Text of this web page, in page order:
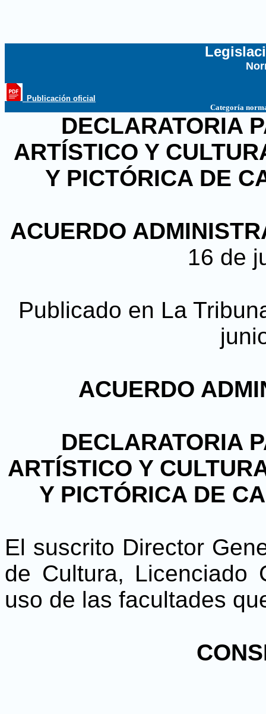
_Publicación oficial
Categoría
DECLARATORIA
ARTÍSTICO Y
Y PICTÓRICA DE
ACUERDO
16 de
Publicado en La
ACUERDO
DECLARATORIA
ARTÍSTICO Y
Y PICTÓRICA DE
El suscrito Director
de Cultura, Licenciado
uso de las facultades